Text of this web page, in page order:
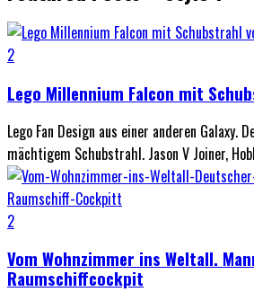
2
Lego Millennium Falcon mit
Lego Fan Design aus einer anderen Galaxy.
mächtigem Schubstrahl. Jason V Joiner,
2
Vom Wohnzimmer ins Weltall.
Raumschiffcockpit